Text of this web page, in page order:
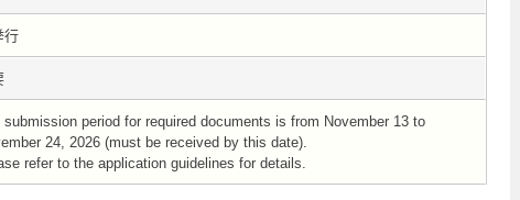
行
submission period for required documents is from November 13 to
24, 2026 (must be received by this date).
refer to the application guidelines for details.